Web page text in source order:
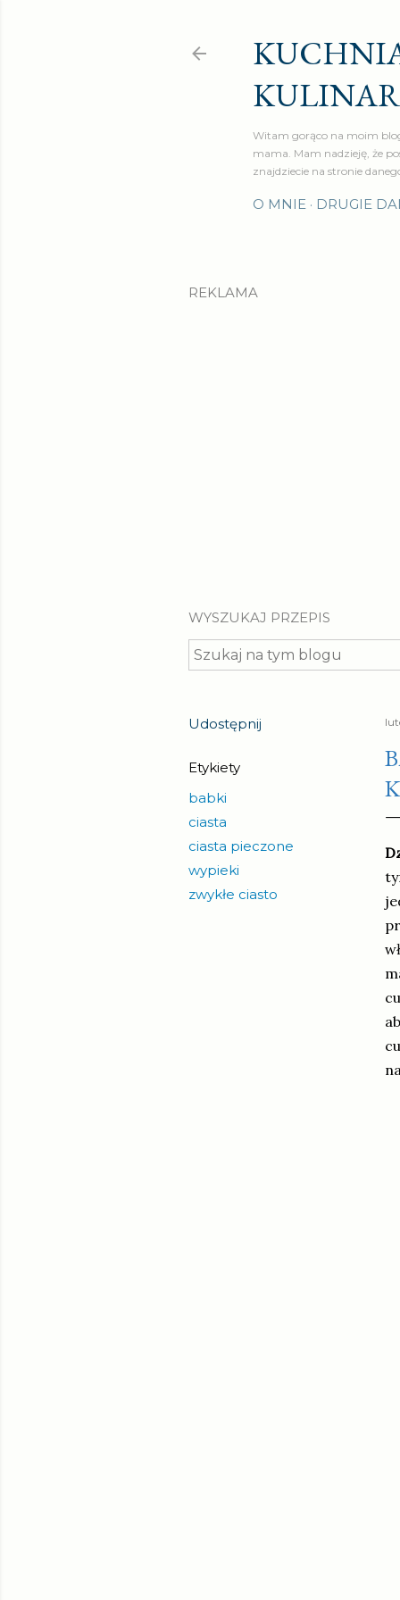
Witam gorąco na moim
mama. Mam nadzieję, że
znajdziecie na stronie
O MNIE DRUGIE
REKLAMA
WYSZUKAJ PRZEPIS
Udostępnij
Etykiety
babki
ciasta
ciasta pieczone
wypieki
zwykłe ciasto